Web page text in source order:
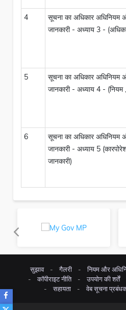
4
सूचना का अधिकार अधिनियम
जानकारी - अध्याय 3 -
5
सूचना का अधिकार अधिनियम
जानकारी - अध्याय 4 - (नियम
6
सूचना का अधिकार अधिनियम
जानकारी - अध्याय 5
जानकारी)
सुझाव गैलरी नियम और
कॉपीराइट नीति
उपयोग की शर्तें
सहायता
वेब सूचना